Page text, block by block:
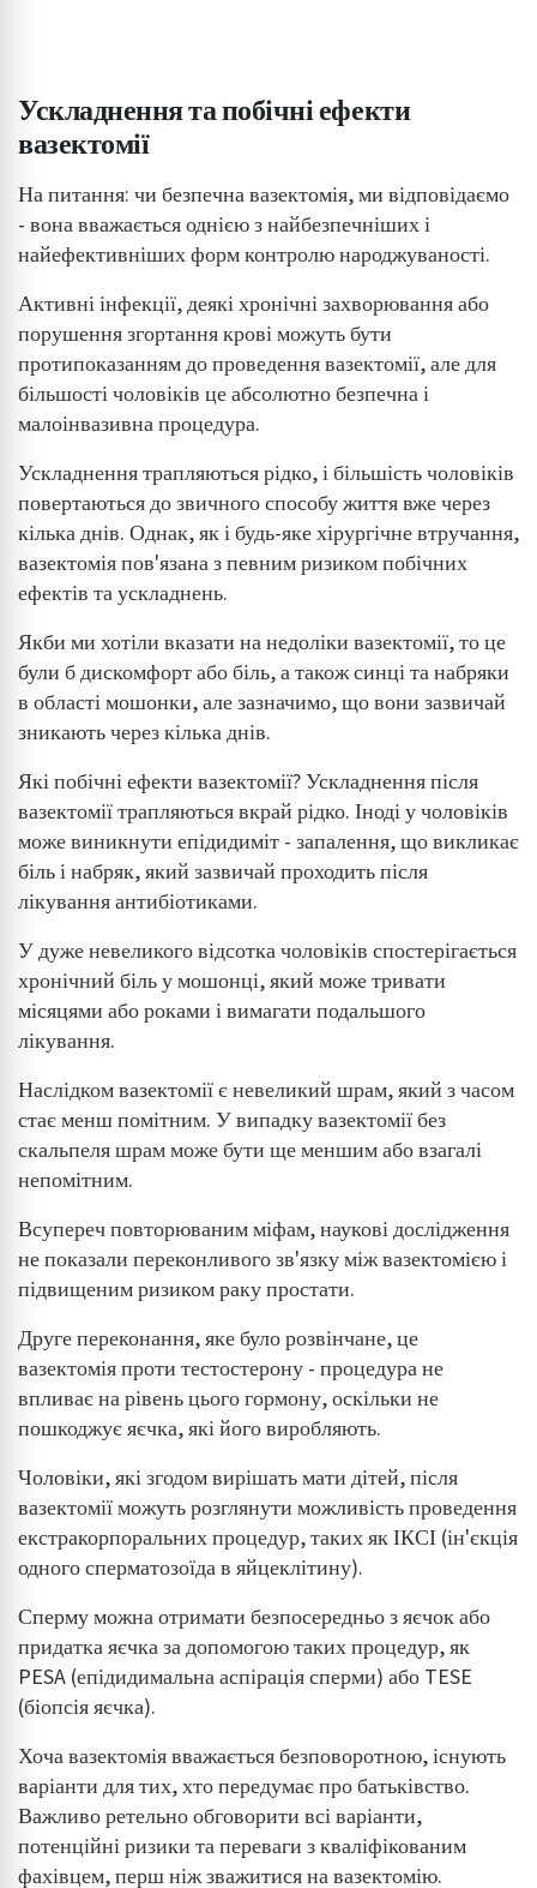
Ускладнення та побічні ефекти
вазектомії
На питання: чи безпечна вазектомія, ми відповідаємо
- вона вважається однією з найбезпечніших і
найефективніших форм контролю народжуваності.
Активні інфекції, деякі хронічні захворювання або
порушення згортання крові можуть бути
протипоказанням до проведення вазектомії, але для
більшості чоловіків це абсолютно безпечна і
малоінвазивна процедура.
Ускладнення трапляються рідко, і більшість чоловіків
повертаються до звичного способу життя вже через
кілька днів. Однак, як і будь-яке хірургічне втручання,
вазектомія пов'язана з певним ризиком побічних
ефектів та ускладнень.
Якби ми хотіли вказати на недоліки вазектомії, то це
були б дискомфорт або біль, а також синці та набряки
в області мошонки, але зазначимо, що вони зазвичай
зникають через кілька днів.
Які побічні ефекти вазектомії? Ускладнення після
вазектомії трапляються вкрай рідко. Іноді у чоловіків
може виникнути епідидиміт - запалення, що викликає
біль і набряк, який зазвичай проходить після
лікування антибіотиками.
У дуже невеликого відсотка чоловіків спостерігається
хронічний біль у мошонці, який може тривати
місяцями або роками і вимагати подальшого
лікування.
Наслідком вазектомії є невеликий шрам, який з часом
стає менш помітним. У випадку вазектомії без
скальпеля шрам може бути ще меншим або взагалі
непомітним.
Всупереч повторюваним міфам, наукові дослідження
не показали переконливого зв'язку між вазектомією і
підвищеним ризиком раку простати.
Друге переконання, яке було розвінчане, це
вазектомія проти тестостерону - процедура не
впливає на рівень цього гормону, оскільки не
пошкоджує яєчка, які його виробляють.
Чоловіки, які згодом вирішать мати дітей, після
вазектомії можуть розглянути можливість проведення
екстракорпоральних процедур, таких як ІКСІ (ін'єкція
одного сперматозоїда в яйцеклітину).
Сперму можна отримати безпосередньо з яєчок або
придатка яєчка за допомогою таких процедур, як
PESA (епідидимальна аспірація сперми) або TESE
(біопсія яєчка).
Хоча вазектомія вважається безповоротною, існують
варіанти для тих, хто передумає про батьківство.
Важливо ретельно обговорити всі варіанти,
потенційні ризики та переваги з кваліфікованим
фахівцем, перш ніж зважитися на вазектомію.